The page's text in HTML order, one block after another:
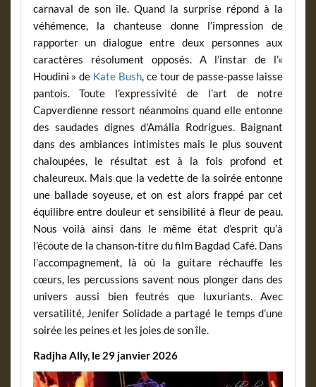
carnaval de son île. Quand la surprise répond à la
véhémence, la chanteuse donne l’impression de
rapporter un dialogue entre deux personnes aux
caractères résolument opposés. A l’instar de l’«
Houdini » de Kate Bush, ce tour de passe-passe laisse
pantois. Toute l’expressivité de l’art de notre
Capverdienne ressort néanmoins quand elle entonne
des saudades dignes d’Amália Rodrigues. Baignant
dans des ambiances intimistes mais le plus souvent
chaloupées, le résultat est à la fois profond et
chaleureux. Mais que la vedette de la soirée entonne
une ballade soyeuse, et on est alors frappé par cet
équilibre entre douleur et sensibilité à fleur de peau.
Nous voilà ainsi dans le même état d’esprit qu’à
l’écoute de la chanson-titre du film Bagdad Café. Dans
l’accompagnement, là où la guitare réchauffe les
cœurs, les percussions savent nous plonger dans des
univers aussi bien feutrés que luxuriants. Avec
versatilité, Jenifer Solidade a partagé le temps d’une
soirée les peines et les joies de son île.
Radjha Ally, le 29 janvier 2026